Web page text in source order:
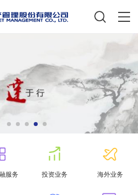
服务 投资业务 海外业务